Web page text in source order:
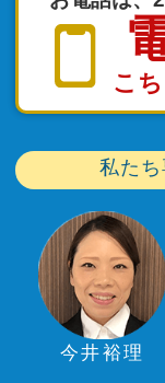
こ
私た
今井裕理